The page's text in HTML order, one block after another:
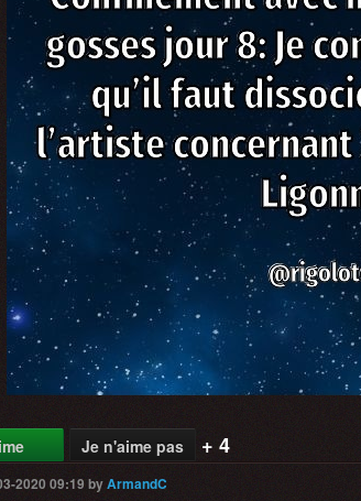
Je n'aime pas + 4
2020 09:19byArmandC